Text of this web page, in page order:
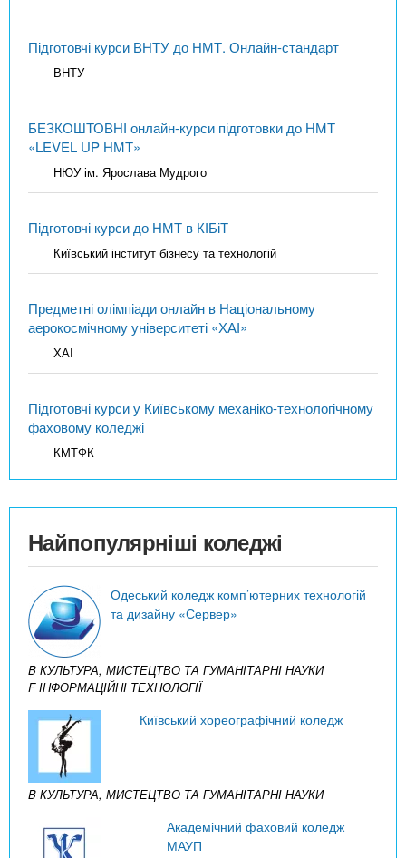
Підготовчі курси ВНТУ до НМТ. Онлайн-стандарт
ВНТУ
БЕЗКОШТОВНІ онлайн-курси підготовки до НМТ
«LEVEL UP НМТ»
НЮУ ім. Ярослава Мудрого
Підготовчі курси до НМТ в КІБіТ
Київський інститут бізнесу та технологій
Предметні олімпіади онлайн в Національному
аерокосмічному університеті «ХАІ»
ХАІ
Підготовчі курси у Київському механіко-технологічному
фаховому коледжі
КМТФК
Найпопулярніші коледжі
Одеський коледж комп’ютерних технологій
та дизайну «Сервер»
B КУЛЬТУРА, МИСТЕЦТВО ТА ГУМАНІТАРНІ НАУКИ
F ІНФОРМАЦІЙНІ ТЕХНОЛОГІЇ
Київський хореографічний коледж
B КУЛЬТУРА, МИСТЕЦТВО ТА ГУМАНІТАРНІ НАУКИ
Академічний фаховий коледж
МАУП